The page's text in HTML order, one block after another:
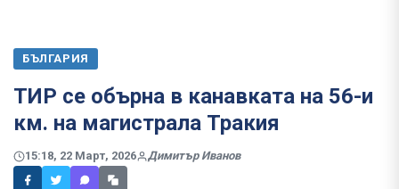
БЪЛГАРИЯ
ТИР се обърна в канавката на 56-и
км. на магистрала Тракия
15:18, 22 Март, 2026 Димитър Иванов